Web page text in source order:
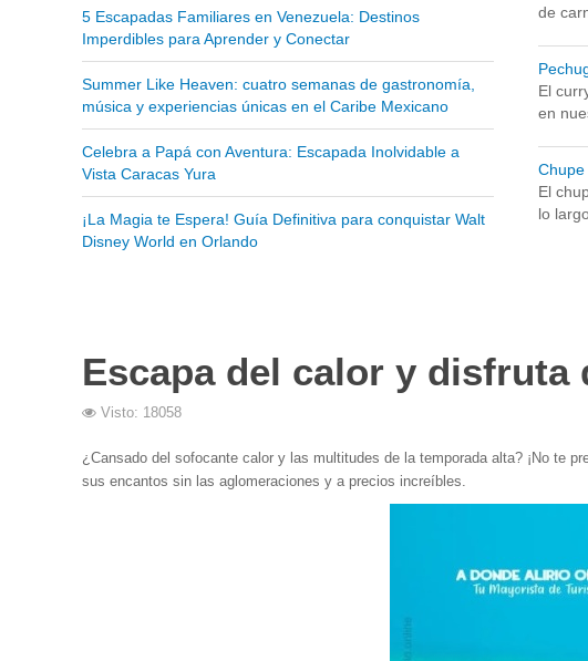
5 Escapadas Familiares en Venezuela: Destinos
Imperdibles para Aprender y Conectar
Summer Like Heaven: cuatro semanas de gastronomía,
música y experiencias únicas en el Caribe Mexicano
Celebra a Papá con Aventura: Escapada Inolvidable a
Vista Caracas Yura
¡La Magia te Espera! Guía Definitiva para conquistar Walt
Disney World en Orlando
de
El
en
El
lo
Escapa del calor y disfruta
Visto: 18058
¿Cansado del sofocante calor y las multitudes de la temporada alta? ¡No te
sus encantos sin las aglomeraciones y a precios increíbles.